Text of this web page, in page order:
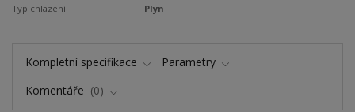
Typ chlazení:
Plyn
Kompletní specifikace
Parametry
Komentáře
0